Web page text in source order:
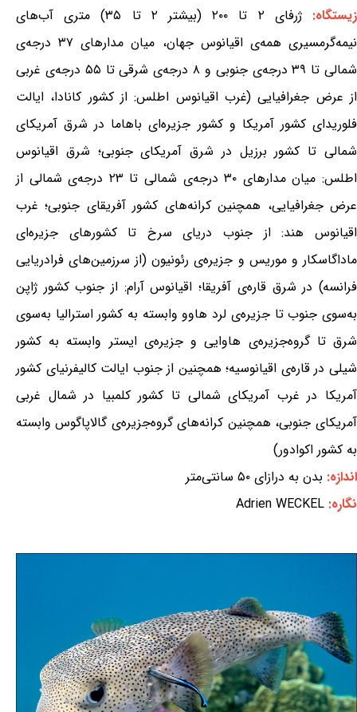
زیستگاه:
ژرفای ۲ تا ۲۰۰ (بیشتر ۲ تا ۳۵) متری آب‌های
نیمه‌گرمسیری همه‌ی اقیانوس جهان، میان مدارهای ۳۷ درجه‌ی
شمالی تا ۳۹ درجه‌ی جنوبی و ۸ درجه‌ی شرقی تا ۵۵ درجه‌ی غربی
از عرض جغرافیایی (غرب اقیانوس اطلس: از کشور کانادا، ایالت
فلوریدای کشور آمریکا و کشور جزیره‌ای باهاما در شرق آمریکای
شمالی تا کشور برزیل در شرق آمریکای جنوبی؛ شرق اقیانوس
اطلس: میان مدارهای ۳۰ درجه‌ی شمالی تا ۲۳ درجه‌ی شمالی از
عرض جغرافیایی، همچنین کرانه‌های کشور آفریقای جنوبی؛ غرب
اقیانوس هند: از جنوب دریای سرخ تا کشورهای جزیره‌ای
ماداگاسکار و موریس و جزیره‌ی رئونیون (از سرزمین‌های فرادریایی
فرانسه) در شرق قاره‌ی آفریقا؛ اقیانوس آرام: از جنوب کشور ژاپن
به‌سوی جنوب تا جزیره‌ی لرد هاوو وابسته به کشور استرالیا به‌سوی
شرق تا گروه‌جزیره‌ی هاوایی و جزیره‌ی ایستر وابسته به کشور
شیلی در قاره‌ی اقیانوسیه؛ همچنین از جنوب ایالت کالیفرنیای کشور
آمریکا در غرب آمریکای شمالی تا کشور کلمبیا در شمال غربی
آمریکای جنوبی، همچنین کرانه‌های گروه‌جزیره‌ی گالاپاگوس وابسته
به کشور اکوادور)
اندازه: بدن به درازای ۵۰ سانتی‌متر
نگاره: Adrien WECKEL